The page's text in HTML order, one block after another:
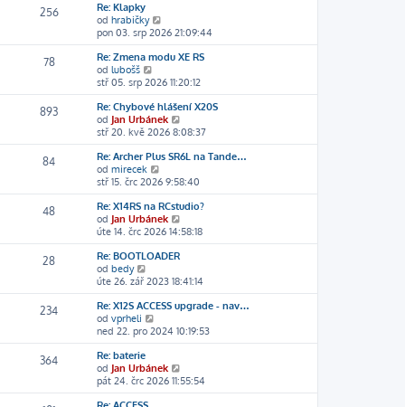
ř
í
s
ě
v
e
k
d
í
ř
í
s
p
ě
v
e
o
s
l
d
í
ř
í
s
ě
v
e
256
Re: Klapky
od hrabičky
o
b
r
z
i
t
p
o
s
l
d
n
í
p
ř
í
s
ě
v
e
pon 03. srp 2026 21:09:44
78
Re: Zmena modu XE RS
od lubošš
o
b
r
a
z
i
t
p
o
s
l
e
d
n
í
ř
í
s
p
ě
v
k
stř 05. srp 2026 11:20:12
893
Re: Chybové hlášení X20S
od Jan Urbánek
o
b
r
z
i
t
o
s
d
n
í
ř
í
ě
v
stř 20. kvě 2026 8:08:37
84
Re: Archer Plus SR6L na Tande…
od mirecek
o
b
r
a
z
i
t
o
s
l
d
n
p
ř
í
stř 15. črc 2026 9:58:40
48
Re: X14RS na RCstudio?
od Jan Urbánek
o
b
z
i
t
o
s
d
n
úte 14. črc 2026 14:58:18
28
Re: BOOTLOADER
od bedy
o
b
r
a
z
i
p
o
s
úte 26. zář 2023 18:41:14
234
Re: X12S ACCESS upgrade - nav…
od vprheli
o
b
a
z
i
ned 22. pro 2024 10:19:53
364
Re: baterie
od Jan Urbánek
o
b
pát 24. črc 2026 11:55:54